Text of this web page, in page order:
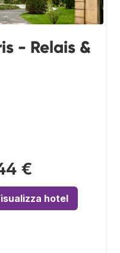
- Relais &
€
hotel